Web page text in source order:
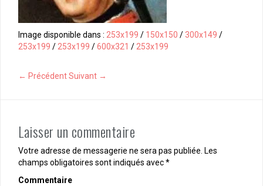
Image disponible dans : 253x199 / 150x150 / 300x149 /
253x199 /253x199 /600x321 /253x199
← PrécédentSuivant →
Laisser un commentaire
Votre adresse de messagerie ne sera pas publiée. Les
champs obligatoires sont indiqués avec*
Commentaire